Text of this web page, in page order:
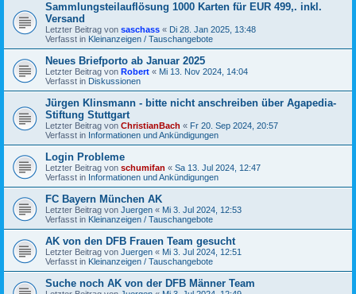
Sammlungsteilauflösung 1000 Karten für EUR 499,. inkl.
Versand
Letzter Beitrag von saschass « Di 28. Jan 2025, 13:48
Verfasst in Kleinanzeigen / Tauschangebote
Neues Briefporto ab Januar 2025
Letzter Beitrag von Robert « Mi 13. Nov 2024, 14:04
Verfasst in Diskussionen
Jürgen Klinsmann - bitte nicht anschreiben über Agapedia-
Stiftung Stuttgart
Letzter Beitrag von ChristianBach « Fr 20. Sep 2024, 20:57
Verfasst in Informationen und Ankündigungen
Login Probleme
Letzter Beitrag von schumifan « Sa 13. Jul 2024, 12:47
Verfasst in Informationen und Ankündigungen
FC Bayern München AK
Letzter Beitrag von Juergen « Mi 3. Jul 2024, 12:53
Verfasst in Kleinanzeigen / Tauschangebote
AK von den DFB Frauen Team gesucht
Letzter Beitrag von Juergen « Mi 3. Jul 2024, 12:51
Verfasst in Kleinanzeigen / Tauschangebote
Suche noch AK von der DFB Männer Team